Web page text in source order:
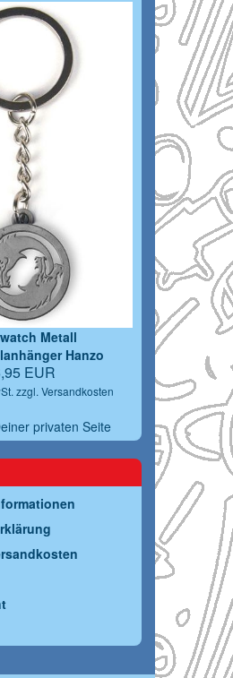
Metall
Hanzo
EUR
zzgl.Versandkosten
privaten Seite